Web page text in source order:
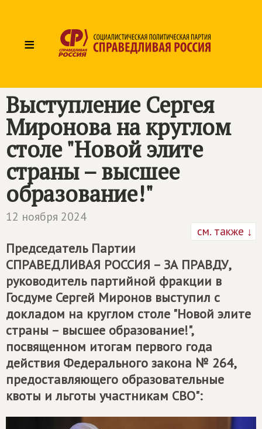
≡
Выступление Сергея
Миронова на круглом
столе "Новой элите
страны – высшее
образование!"
12 ноября 2024
см. также ↓
Председатель Партии
СПРАВЕДЛИВАЯ РОССИЯ – ЗА ПРАВДУ,
руководитель партийной фракции в
Госдуме Сергей Миронов выступил с
докладом на круглом столе "Новой элите
страны – высшее образование!",
посвященном итогам первого года
действия Федерального закона № 264,
предоставляющего образовательные
квоты и льготы участникам СВО":